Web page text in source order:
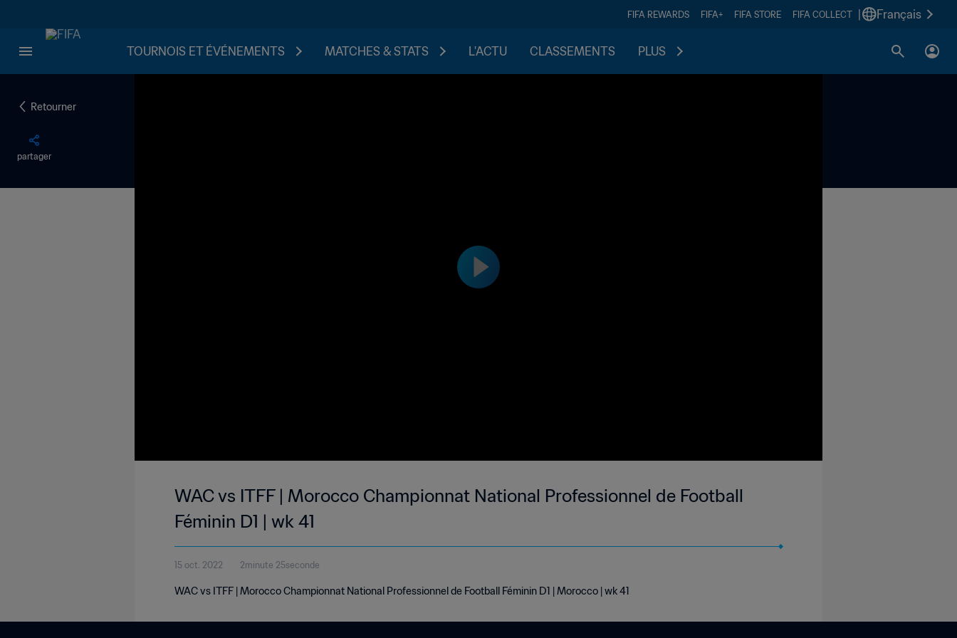
FIFA REWARDS FIFA+ FIFA STORE FIFA COLLECT Français
TOURNOIS ET ÉVÉNEMENTS MATCHES & STATS L'ACTU CLASSEMENTS PLUS
Retourner
partager
WAC vs ITFF | Morocco Championnat National Professionnel de Football
Féminin D1 | wk 41
15 oct. 2022 2minute 25seconde
WAC vs ITFF | Morocco Championnat National Professionnel de Football Féminin D1 | Morocco | wk 41